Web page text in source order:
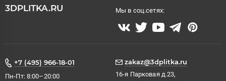
3DPLITKA.RU Мы в соц.сетях:
+7 (495) 966-18-01
Пн-Пт: 8:00–20:00
zakaz@3dplitka.ru
16-я Парковая д.23,